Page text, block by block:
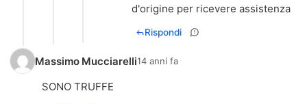
d'origine per ricevere assistenza
Rispondi
Massimo Mucciarelli14 anni fa
SONO TRUFFE